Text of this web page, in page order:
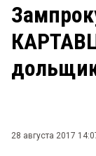
ЗАКОН
НОВОСТИ
28 августа 2017